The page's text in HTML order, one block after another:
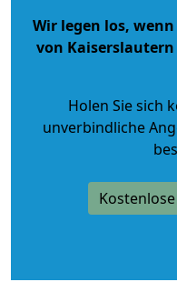
Wir legen los,
von
Holen Sie sich
unverbindliche